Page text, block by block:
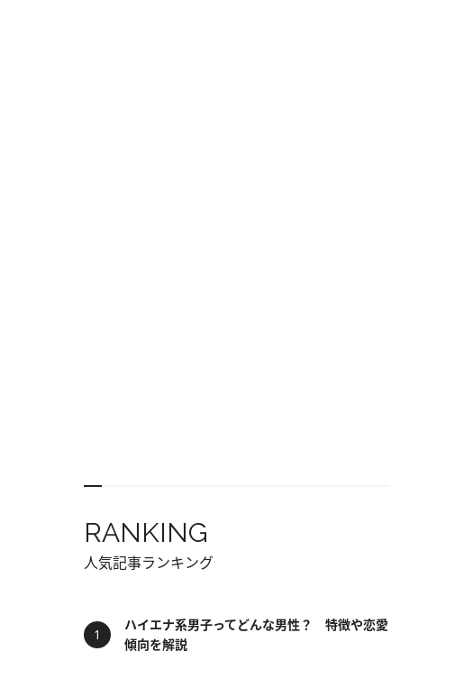
RANKING
人気記事ランキング
ハイエナ系男子ってどんな男性？ 特徴や恋愛
傾向を解説